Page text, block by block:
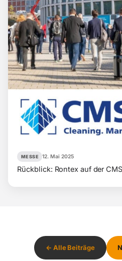
MESSE 12. Mai 2025
Rückblick: Rontex auf der
← Alle Beiträge